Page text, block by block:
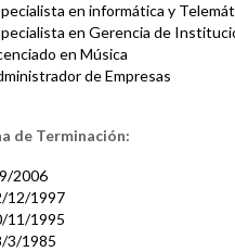
en informática y
en Gerencia de
en Música
de Empresas
de Terminación:
2006
12/1997
11/1995
3/1985